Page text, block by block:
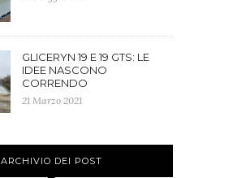
GLICERYN 19 E 19 GTS: LE
IDEE NASCONO
CORRENDO
21 Marzo 2021
ARCHIVIO DEI POST